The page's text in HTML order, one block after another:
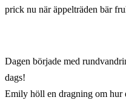
prick nu när äppelträden bär
Dagen började med
dags!
Emily höll en dragning om hur